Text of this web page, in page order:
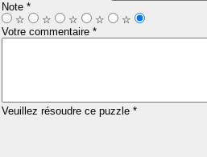
Note *
☆
☆ ☆ ☆
☆
Votre commentaire *
Veuillez résoudre ce puzzle *